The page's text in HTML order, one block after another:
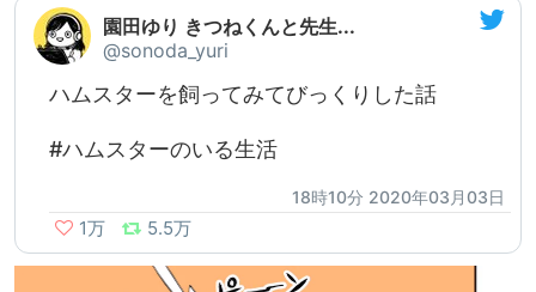
園田ゆり きつねくんと先生...
@sonoda_yuri
ハムスターを飼ってみてびっくりした話
#ハムスターのいる生活
18時10分 2020年03月03日
1万 5.5万